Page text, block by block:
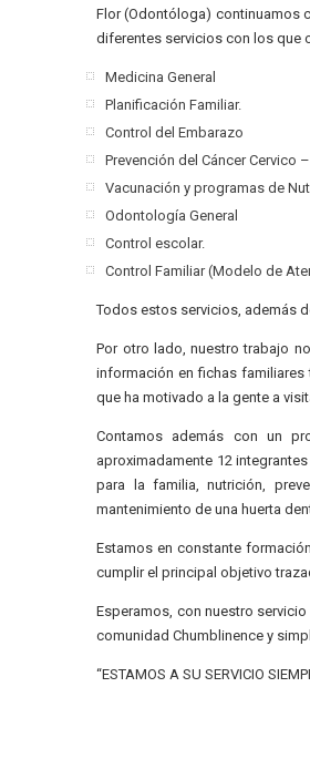
Flor (Odontóloga) continuamos
diferentes servicios con los que
Medicina General
Planificación Familiar.
Control del Embarazo
Prevención del Cáncer Cervico
Vacunación y programas de
Odontología General
Control escolar.
Control Familiar (Modelo de
Todos estos servicios, además
Por otro lado, nuestro trabajo
información en fichas
que ha motivado a la gente a
Contamos además con un
aproximadamente 12
para la familia, nutrición,
mantenimiento de una huerta
Estamos en constante
cumplir el principal objetivo
Esperamos, con nuestro
comunidad Chumblinence y
“ESTAMOS A SU SERVICIO